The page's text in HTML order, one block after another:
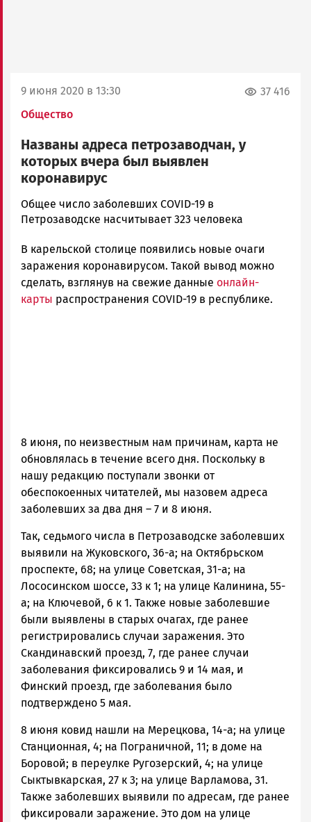
9 июня 2020 в 13:30
Общество
37 416
Названы адреса петрозаводчан, у
которых вчера был выявлен
коронавирус
Ольга
Гаврилова
Петрозаводска
и
Карелии
|
Общее число заболевших COVID-19 в
Петрозаводске насчитывает 323 человека
В карельской столице появились новые очаги
заражения коронавирусом. Такой вывод можно
сделать, взглянув на свежие данные онлайн-
карты распространения COVID-19 в республике.
8 июня, по неизвестным нам причинам, карта не
обновлялась в течение всего дня. Поскольку в
нашу редакцию поступали звонки от
обеспокоенных читателей, мы назовем адреса
заболевших за два дня – 7 и 8 июня.
Так, седьмого числа в Петрозаводске заболевших
выявили на Жуковского, 36-а; на Октябрьском
проспекте, 68; на улице Советская, 31-а; на
Лососинском шоссе, 33 к 1; на улице Калинина, 55-
а; на Ключевой, 6 к 1. Также новые заболевшие
были выявлены в старых очагах, где ранее
регистрировались случаи заражения. Это
Скандинавский проезд, 7, где ранее случаи
заболевания фиксировались 9 и 14 мая, и
Финский проезд, где заболевания было
подтверждено 5 мая.
8 июня ковид нашли на Мерецкова, 14-а; на улице
Станционная, 4; на Пограничной, 11; в доме на
Боровой; в переулке Ругозерский, 4; на улице
Сыктывкарская, 27 к 3; на улице Варламова, 31.
Также заболевших выявили по адресам, где ранее
фиксировали заражение. Это дом на улице